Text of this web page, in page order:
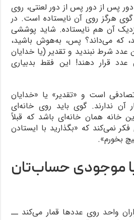
پس از دور پس از دور لعنتی، روی
و گوی هرگز روی آن نایستاده است. در
آن هم نایستاده. شاید پوششی
که می‌داند؟ پس، به‌هوش باشید،
عدد شرط نبندید و تقدیر (یا خدایان
قرار دهند! این فقط بدبیاری
است و «تقدیر» یا «خدایان
آن ندارند. گوی باید روی خانه‌ای
خانه همان خانه‌ای باشد که قبلاً
نمی‌کند که «بگذارید با ایستادن
موجودی حساب‌تان
بازیکن بغل‌دستی‌تان هزاران واحد روی عددها قمار می‌‎کند ــ